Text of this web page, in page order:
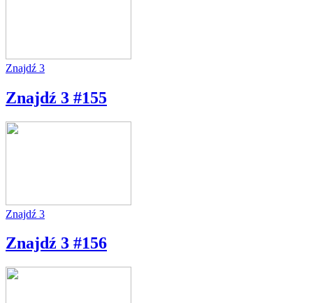
Znajdź 3
Znajdź 3 #155
Znajdź 3
Znajdź 3 #156